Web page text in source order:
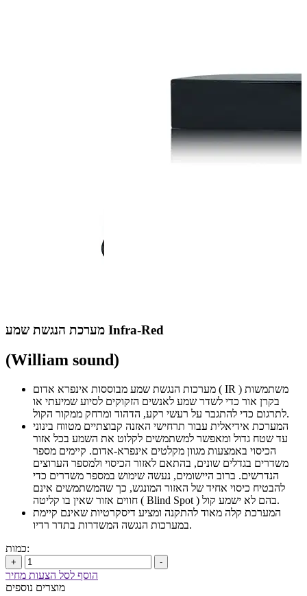
מערכת הנגשת שמע Infra-Red
(William sound)
מערכות הנגשת שמע מבוססות אינפרא אדום ( IR ) משתמשות
בקרן אור כדי לשדר שמע לאנשים הזקוקים לסיוע שמיעתי או
לתרגום כדי להתגבר על רעשי רקע, הדהוד ומרחק ממקור הקול.
המערכת אידיאלית עבור תרחישי האזנה קבוצתיים מטווח בינוני
עד שטח גדול ומאפשר למשתמשים לקלוט את השמע בכל אזור
הכיסוי באמצעות מגוון מקלטים אינפרא-אדום. קיימים מספר
משדרים בגדלים שונים, בהתאם לאזור הכיסוי ולמספר הערוצים
הנדרשים. ברוב היישומים, נעשה שימוש במספר משדרים כדי
להבטיח כיסוי אחיד של האזור המונגש, כך שהמשתמשים אינם
חווים אזור שאין בו קליטה ( Blind Spot ) בהם לא ישמע קול.
המערכת קלה מאוד להתקנה ומציע דיסקרטיות שאינם קיימת
במערכות הנגשה המשדרות בתדר רדיו.
כמות:
+ -
הוסף לסל הצעות מחיר
מוצרים נוספים